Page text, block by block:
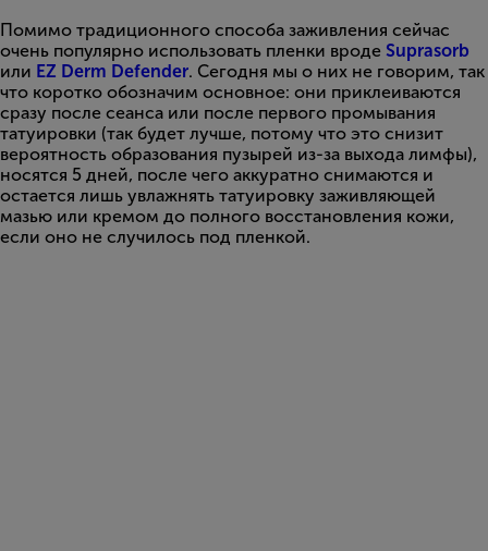
Помимо традиционного способа заживления сейчас
очень популярно использовать пленки вроде Suprasorb
или EZ Derm Defender. Сегодня мы о них не говорим, так
что коротко обозначим основное: они приклеиваются
сразу после сеанса или после первого промывания
татуировки (так будет лучше, потому что это снизит
вероятность образования пузырей из-за выхода лимфы),
носятся 5 дней, после чего аккуратно снимаются и
остается лишь увлажнять татуировку заживляющей
мазью или кремом до полного восстановления кожи,
если оно не случилось под пленкой.